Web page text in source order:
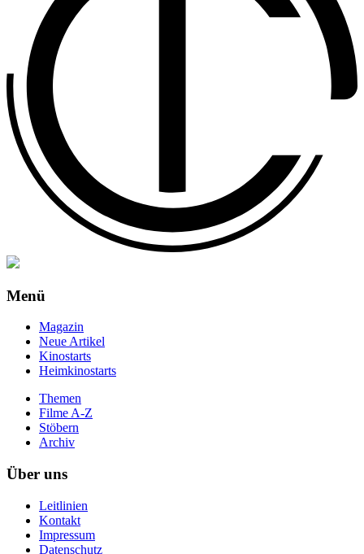
Menü
Magazin
Neue Artikel
Kinostarts
Heimkinostarts
Themen
Filme A-Z
Stöbern
Archiv
Über uns
Leitlinien
Kontakt
Impressum
Datenschutz